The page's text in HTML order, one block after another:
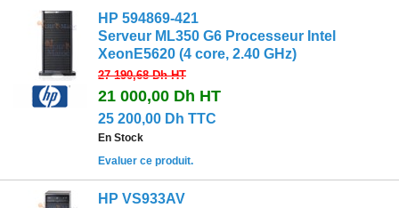
HP 594869-421
Serveur ML350 G6 Processeur Intel
XeonE5620 (4 core, 2.40 GHz)
27 190,68 DhHT
21 000,00 Dh HT
25 200,00 Dh TTC
En Stock
Evaluer ce produit.
HP VS933AV